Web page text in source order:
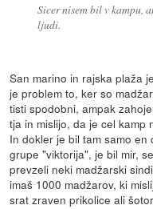
Sicer nisem bil v kampu,
ljudi.
San marino in rajska plaža
je problem to, ker so
tisti spodobni, ampak
tja in mislijo, da je cel kamp
In dokler je bil tam samo
grupe "viktorija", je bil mir,
prevzeli neki madžarski
imaš 1000 madžarov, ki
srat zraven prikolice ali